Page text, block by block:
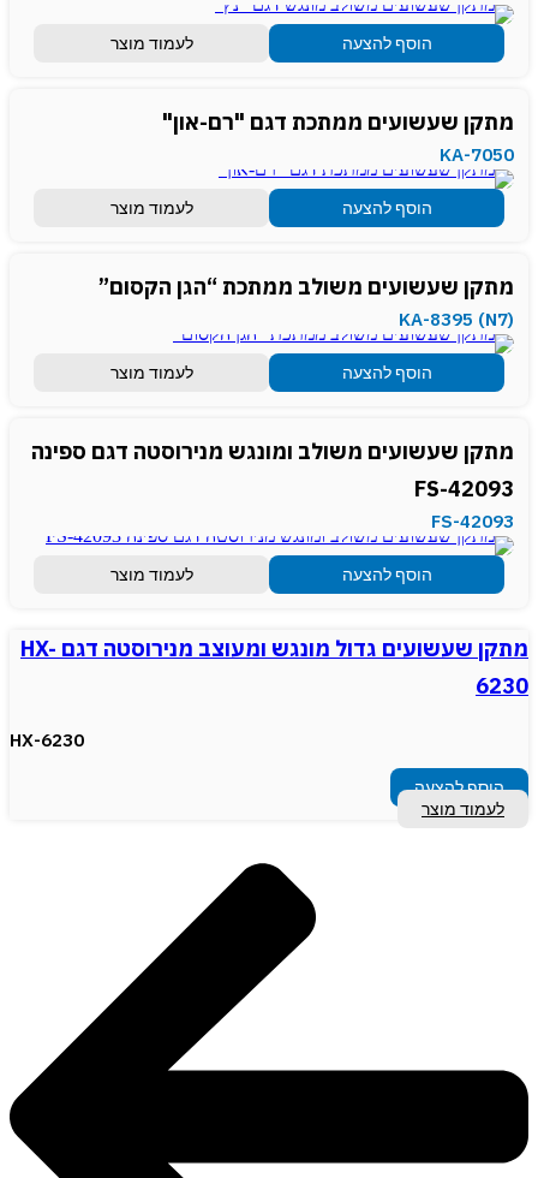
הוסף להצעה לעמוד מוצר
מתקן שעשועים ממתכת דגם "רם-און"
KA-7050
הוסף להצעה לעמוד מוצר
מתקן שעשועים משולב ממתכת “הגן הקסום”
(KA-8395 (N7
הוסף להצעה לעמוד מוצר
מתקן שעשועים משולב ומונגש מנירוסטה דגם ספינה
FS-42093
FS-42093
הוסף להצעה לעמוד מוצר
מתקן שעשועים גדול מונגש ומעוצב מנירוסטה דגם HX-
6230
HX-6230
הוסף להצעה
לעמוד מוצר